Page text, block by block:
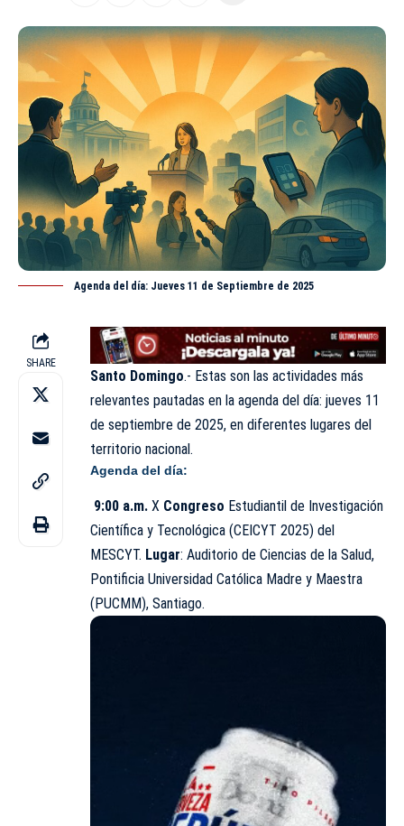
Agenda del día: Jueves 11 de Septiembre de 2025
SHARE
Santo Domingo.- Estas son las actividades más
relevantes pautadas en la agenda del día: jueves 11
de septiembre de 2025, en diferentes lugares del
territorio nacional.
Agenda del día:
9:00 a.m. X Congreso Estudiantil de Investigación
Científica y Tecnológica (CEICYT 2025) del
MESCYT. Lugar: Auditorio de Ciencias de la Salud,
Pontificia Universidad Católica Madre y Maestra
( PUCMM), Santiago.